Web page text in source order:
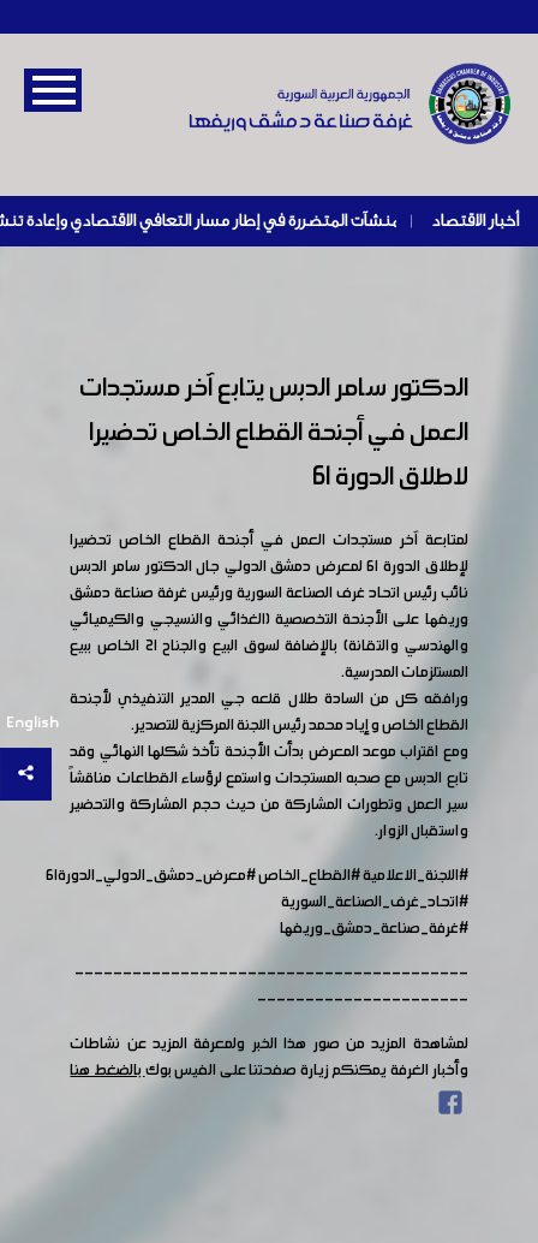
أخبار الاقتصاد |
English
الدكتور سامر الدبس يتابع آخر مستجدات
العمل في أجنحة القطاع الخاص تحضيرا
لاطلاق الدورة 61
لمتابعة آخر مستجدات العمل في أجنحة القطاع الخاص تحضيرا
لإطلاق الدورة ٦١ لمعرض دمشق الدولي جال الدكتور سامر الدبس
نائب رئيس اتحاد غرف الصناعة السورية ورئيس غرفة صناعة دمشق
وريفها على الأجنحة التخصصية (الغذائي والنسيجي والكيميائي
والهندسي والتقانة) بالإضافة لسوق البيع والجناح ٢١ الخاص ببيع
المستلزمات المدرسية.
ورافقه كل من السادة طلال قلعه جي المدير التنفيذي لأجنحة
القطاع الخاص و إياد محمد رئيس اللجنة المركزية للتصدير.
ومع اقتراب موعد المعرض بدأت الأجنحة تأخذ شكلها النهائي وقد
تابع الدبس مع صحبه المستجدات واستمع لرؤساء القطاعات مناقشاً
سير العمل وتطورات المشاركة من حيث حجم المشاركة والتحضير
واستقبال الزوار.
#اللجنة_الاعلامية#القطاع_الخاص#معرض_دمشق_الدولي_الدورة٦١
#اتحاد_غرف_الصناعة_السورية
#غرفة_صناعة_دمشق_وريفها
-----------------------------------------
----------------------
لمشاهدة المزيد من صور هذا الخبر ولمعرفة المزيد عن نشاطات
وأخبار الغرفة يمكنكم زيارة صفحتنا على الفيس بوكبالضغط هنا